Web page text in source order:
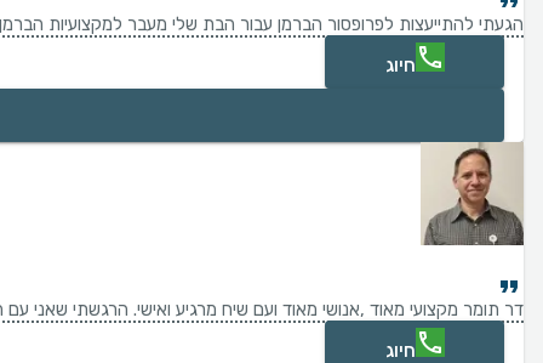
הגעתי להתייעצות לפרופסור הברמן עבור הבת שלי מעבר למקצועיות
חיוג
דר תומר מקצועי מאוד ,אנושי מאוד ועם שיח מרגיע ואישי. הרגשתי שאני עם
חיוג